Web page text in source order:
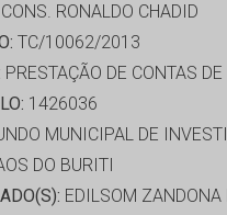
CONS. RONALDO CHADID
TC/10062/2013
PRESTAÇÃO DE CONTAS
1426036
MUNICIPAL DE
DO BURITI
EDILSOM ZANDONA